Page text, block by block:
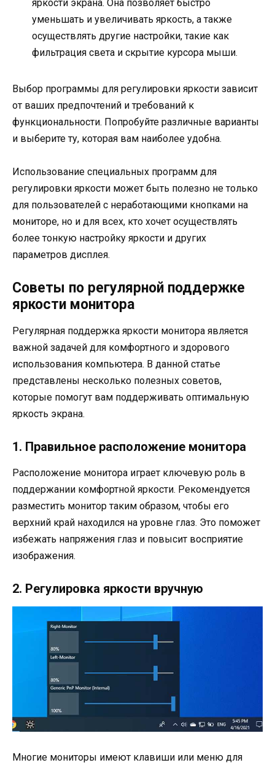
яркости экрана. Она позволяет быстро
уменьшать и увеличивать яркость, а также
осуществлять другие настройки, такие как
фильтрация света и скрытие курсора мыши.
Выбор программы для регулировки яркости зависит
от ваших предпочтений и требований к
функциональности. Попробуйте различные варианты
и выберите ту, которая вам наиболее удобна.
Использование специальных программ для
регулировки яркости может быть полезно не только
для пользователей с неработающими кнопками на
мониторе, но и для всех, кто хочет осуществлять
более тонкую настройку яркости и других
параметров дисплея.
Советы по регулярной поддержке
яркости монитора
Регулярная поддержка яркости монитора является
важной задачей для комфортного и здорового
использования компьютера. В данной статье
представлены несколько полезных советов,
которые помогут вам поддерживать оптимальную
яркость экрана.
1. Правильное расположение монитора
Расположение монитора играет ключевую роль в
поддержании комфортной яркости. Рекомендуется
разместить монитор таким образом, чтобы его
верхний край находился на уровне глаз. Это поможет
избежать напряжения глаз и повысит восприятие
изображения.
2. Регулировка яркости вручную
Многие мониторы имеют клавиши или меню для